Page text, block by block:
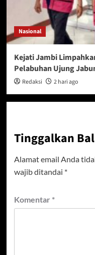
Nasional
Kejati Jambi
Pelabuhan Ujung
Redaksi 2 hari ago
Tinggalkan
Alamat email Anda
wajib ditandai *
Komentar *